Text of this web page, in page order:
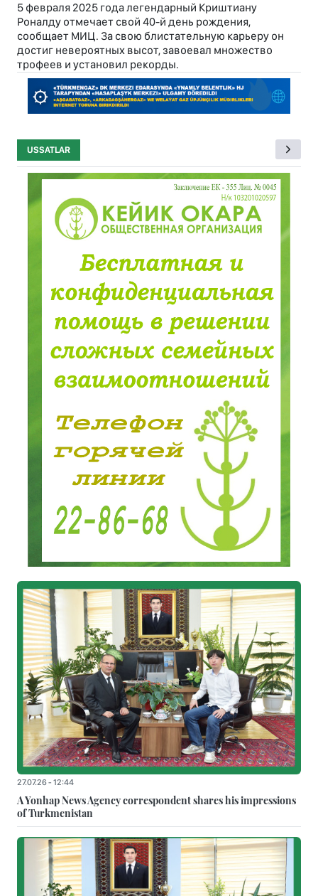
5 февраля 2025 года легендарный Криштиану
Роналду отмечает свой 40-й день рождения,
сообщает МИЦ. За свою блистательную карьеру он
достиг невероятных высот, завоевал множество
трофеев и установил рекорды.
USSATLAR
27.07.26 - 12:44
A Yonhap News Agency correspondent shares his impressions
of Turkmenistan